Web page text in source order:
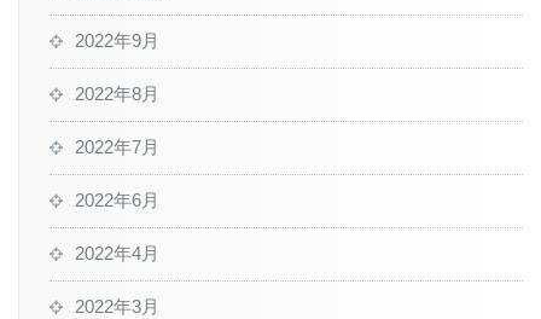
2022年9月
2022年8月
2022年7月
2022年6月
2022年4月
2022年3月